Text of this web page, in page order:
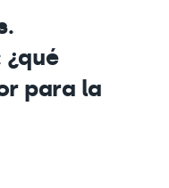
para la